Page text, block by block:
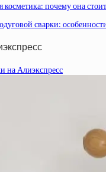
почему она
сварки:
на Алиэкспресс